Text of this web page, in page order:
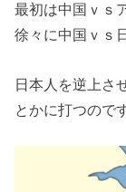
最初は中国ｖｓ
徐々に中国ｖｓ
日本人を逆上さ
とかに打つので